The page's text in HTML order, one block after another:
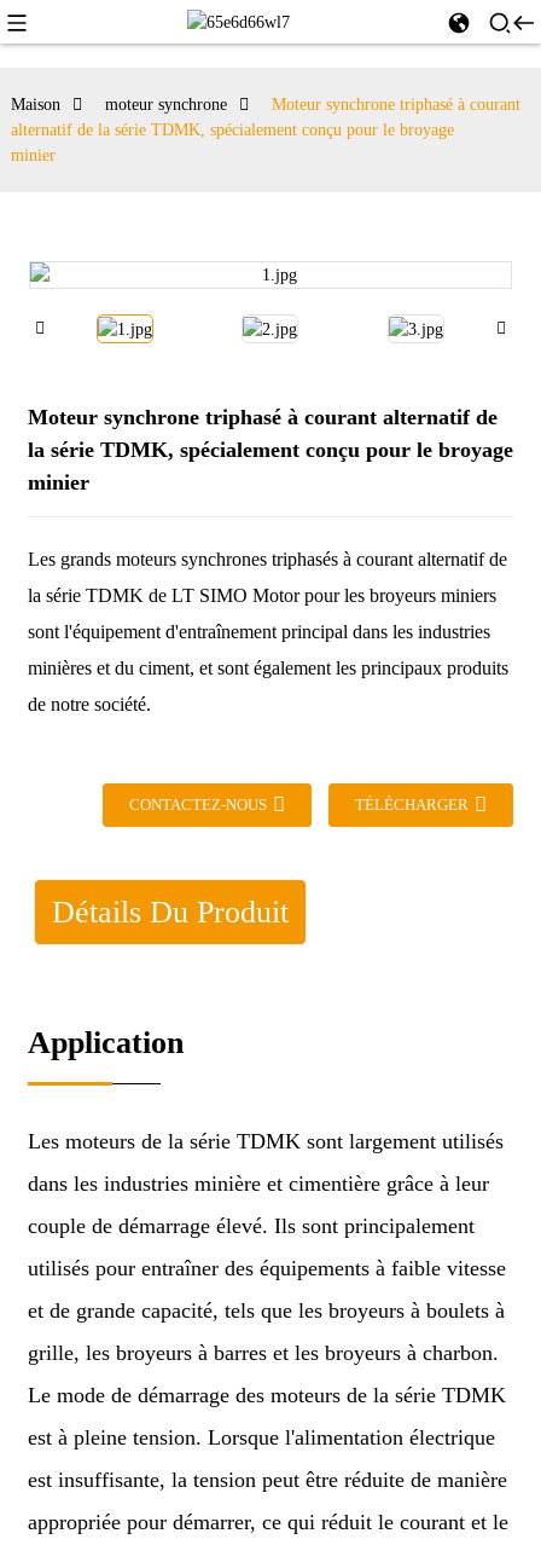
Maison moteur synchrone
Moteur synchrone triphasé à courant
alternatif de la série TDMK, spécialement conçu pour le broyage
minier
Moteur synchrone triphasé à courant alternatif de
la série TDMK, spécialement conçu pour le broyage
minier
Les grands moteurs synchrones triphasés à courant alternatif de
la série TDMK de LT SIMO Motor pour les broyeurs miniers
sont l'équipement d'entraînement principal dans les industries
minières et du ciment, et sont également les principaux produits
de notre société.
CONTACTEZ-NOUS TÉLÉCHARGER
Détails Du Produit
Application
Les moteurs de la série TDMK sont largement utilisés
dans les industries minière et cimentière grâce à leur
couple de démarrage élevé. Ils sont principalement
utilisés pour entraîner des équipements à faible vitesse
et de grande capacité, tels que les broyeurs à boulets à
grille, les broyeurs à barres et les broyeurs à charbon.
Le mode de démarrage des moteurs de la série TDMK
est à pleine tension. Lorsque l'alimentation électrique
est insuffisante, la tension peut être réduite de manière
appropriée pour démarrer, ce qui réduit le courant et le